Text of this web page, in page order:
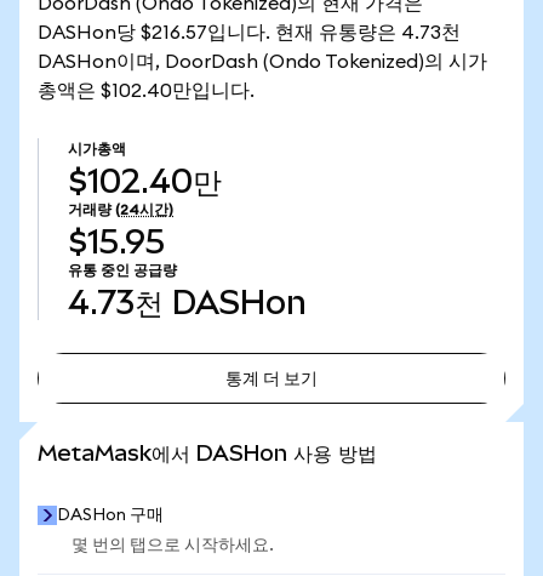
DASHon당 $216.57입니다. 현재 유통량은 4.73천
DASHon이며, DoorDash (Ondo Tokenized)의 시가
총액은 $102.40만입니다.
시가총액
$102.40만
거래량 (24시간)
$15.95
유통 중인 공급량
4.73천 DASHon
통계 더 보기
MetaMask에서 DASHon 사용 방법
DASHon 구매
몇 번의 탭으로 시작하세요.